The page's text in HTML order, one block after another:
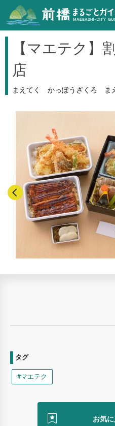
【マエテク】
店
まえてく かっぽうざくろ ま
タグ
#マエテク